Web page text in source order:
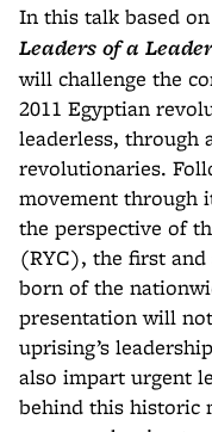
In this talk based
Leaders of a
will challenge the
2011 Egyptian
leaderless, through
revolutionaries.
movement through
the perspective of
(RYC), the first
born of the
presentation will
uprising’s
also impart urgent
behind this historic